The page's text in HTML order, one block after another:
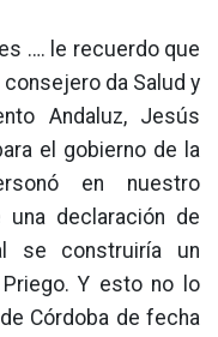
…. le recuerdo que
da Salud y
Andaluz, Jesús
el gobierno de la
en nuestro
una declaración de
se construiría un
Y esto no lo
Córdoba de fecha